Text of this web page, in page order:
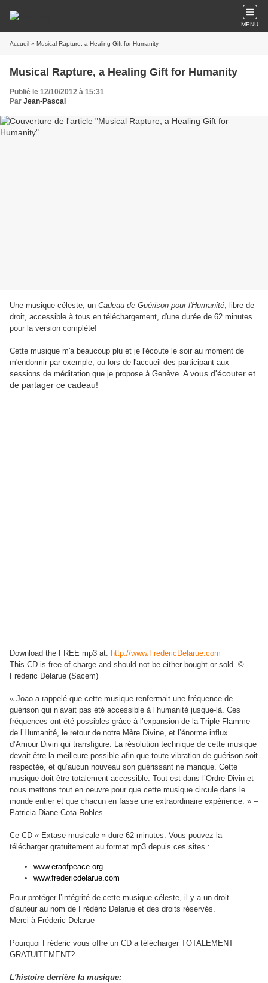
MENU
Accueil » Musical Rapture, a Healing Gift for Humanity
Musical Rapture, a Healing Gift for Humanity
Publié le 12/10/2012 à 15:31
Par Jean-Pascal
Une musique céleste, un Cadeau de Guérison pour l'Humanité, libre de
droit, accessible à tous en téléchargement, d'une durée de 62 minutes
pour la version complète!
Cette musique m'a beaucoup plu et je l'écoute le soir au moment de
m'endormir par exemple, ou lors de l'accueil des participant aux
sessions de méditation que je propose à Genève. A vous d'écouter et
de partager ce cadeau!
Download the FREE mp3 at: http://www.FredericDelarue.com
This CD is free of charge and should not be either bought or sold. ©
Frederic Delarue (Sacem)
« Joao a rappelé que cette musique renfermait une fréquence de
guérison qui n’avait pas été accessible à l’humanité jusque-là. Ces
fréquences ont été possibles grâce à l’expansion de la Triple Flamme
de l’Humanité, le retour de notre Mère Divine, et l’énorme influx
d’Amour Divin qui transfigure. La résolution technique de cette musique
devait être la meilleure possible afin que toute vibration de guérison soit
respectée, et qu’aucun nouveau son guérissant ne manque. Cette
musique doit être totalement accessible. Tout est dans l’Ordre Divin et
nous mettons tout en oeuvre pour que cette musique circule dans le
monde entier et que chacun en fasse une extraordinaire expérience. » –
Patricia Diane Cota-Robles -
Ce CD « Extase musicale » dure 62 minutes. Vous pouvez la
télécharger gratuitement au format mp3 depuis ces sites :
www.eraofpeace.org
www.fredericdelarue.com
Pour protéger l’intégrité de cette musique céleste, il y a un droit
d’auteur au nom de Frédéric Delarue et des droits réservés.
Merci à Fréderic Delarue
Pourquoi Fréderic vous offre un CD a télécharger TOTALEMENT
GRATUITEMENT?
L'histoire derrière la musique: